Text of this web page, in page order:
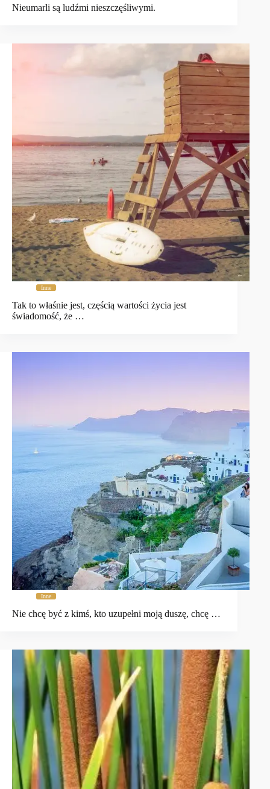
Nieumarli są ludźmi nieszczęśliwymi.
Inne
Tak to właśnie jest, częścią wartości życia jest
świadomość, że …
Inne
Nie chcę być z kimś, kto uzupełni moją duszę, chcę …